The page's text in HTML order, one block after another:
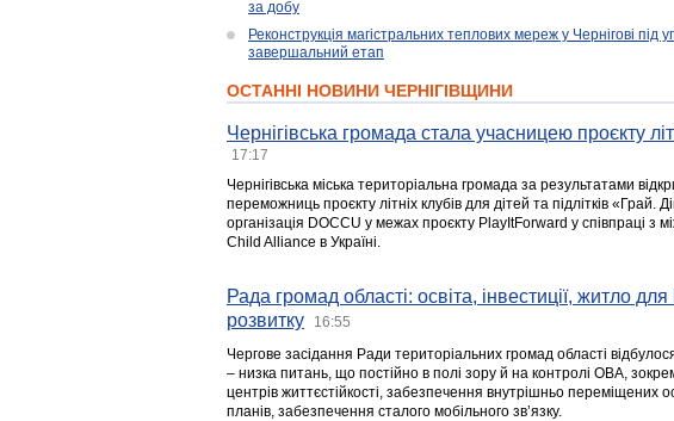
за добу
Реконструкція магістральних теплових мереж у Чернігові
завершальний етап
ОСТАННІ НОВИНИ ЧЕРНІГІВЩИНИ
Чернігівська громада стала учасницею проєкту
17:17
Чернігівська міська територіальна громада за результатами
переможниць проєкту літніх клубів для дітей та підлітків «Грай.
організація DOCCU у межах проєкту PlayItForward у співпраці з
Child Alliance в Україні.
Рада громад області: освіта, інвестиції, житло
розвитку
16:55
Чергове засідання Ради територіальних громад області
– низка питань, що постійно в полі зору й на контролі ОВА,
центрів життєстійкості, забезпечення внутрішньо переміщених
планів, забезпечення сталого мобільного зв’язку.